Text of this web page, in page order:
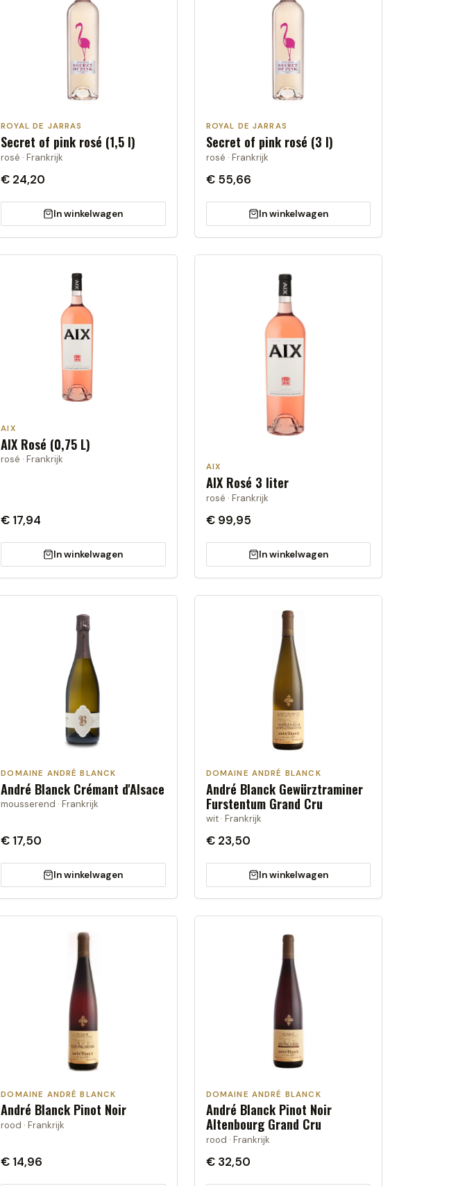
ROYAL DE JARRAS
Secret of pink rosé (1,5 l)
rosé · Frankrijk
€ 24,20
In winkelwagen
ROYAL DE JARRAS
Secret of pink rosé (3 l)
rosé · Frankrijk
€ 55,66
In winkelwagen
AIX
AIX Rosé (0,75 L)
rosé · Frankrijk
€ 17,94
In winkelwagen
AIX
AIX Rosé 3 liter
rosé · Frankrijk
€ 99,95
In winkelwagen
DOMAINE ANDRÉ BLANCK
André Blanck Crémant d'Alsace
mousserend · Frankrijk
€ 17,50
In winkelwagen
DOMAINE ANDRÉ BLANCK
André Blanck Gewürztraminer
Furstentum Grand Cru
wit · Frankrijk
€ 23,50
In winkelwagen
DOMAINE ANDRÉ BLANCK
André Blanck Pinot Noir
rood · Frankrijk
€ 14,96
DOMAINE ANDRÉ BLANCK
André Blanck Pinot Noir
Altenbourg Grand Cru
rood · Frankrijk
€ 32,50